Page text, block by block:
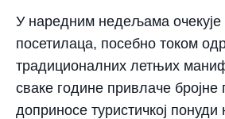
У наредним недељама очекује
посетилаца, посебно током
традиционалних летњих
сваке године привлаче бројне
доприносе туристичкој